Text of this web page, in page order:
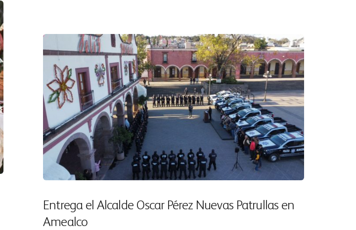
Entrega el Alcalde Oscar Pérez Nuevas Patrullas en
Amealco